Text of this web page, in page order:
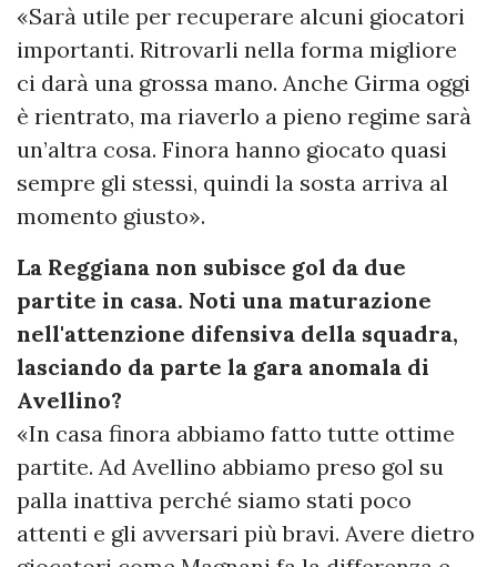
«Sarà utile per recuperare alcuni giocatori
importanti. Ritrovarli nella forma migliore
ci darà una grossa mano. Anche Girma oggi
è rientrato, ma riaverlo a pieno regime sarà
un’altra cosa. Finora hanno giocato quasi
sempre gli stessi, quindi la sosta arriva al
momento giusto».
La Reggiana non subisce gol da due
partite in casa. Noti una maturazione
nell'attenzione difensiva della squadra,
lasciando da parte la gara anomala di
Avellino?
«In casa finora abbiamo fatto tutte ottime
partite. Ad Avellino abbiamo preso gol su
palla inattiva perché siamo stati poco
attenti e gli avversari più bravi. Avere dietro